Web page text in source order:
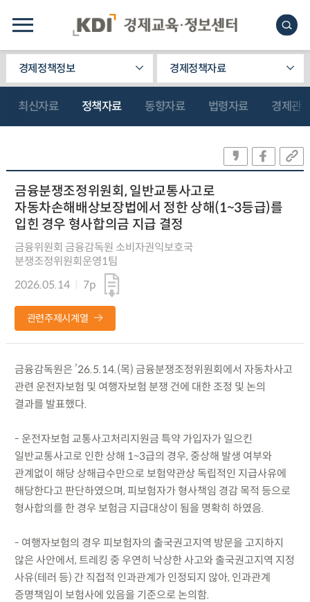
경제정책정보 경제정책자료
최신자료 정책자료 동향자료 법령자료 경제관
금융분쟁조정위원회, 일반교통사고로
자동차손해배상보장법에서 정한 상해(1~3등급)를
입힌 경우 형사합의금 지급 결정
금융위원회 금융감독원 소비자권익보호국
분쟁조정위원회운영1팀
2026.05.14
7p
관련주제시계열
금융감독원은 ’26.5.14.(목) 금융분쟁조정위원회에서 자동차사고
관련 운전자보험 및 여행자보험 분쟁 건에 대한 조정 및 논의
결과를 발표했다.
- 운전자보험 교통사고처리지원금 특약 가입자가 일으킨
일반교통사고로 인한 상해 1~3급의 경우, 중상해 발생 여부와
관계없이 해당 상해급수만으로 보험약관상 독립적인 지급사유에
해당한다고 판단하였으며, 피보험자가 형사책임 경감 목적 등으로
형사합의를 한 경우 보험금 지급대상이 됨을 명확히 하였음.
- 여행자보험의 경우 피보험자의 출국권고지역 방문을 고지하지
않은 사안에서, 트레킹 중 우연히 낙상한 사고와 출국권고지역 지정
사유(테러 등) 간 직접적 인과관계가 인정되지 않아, 인과관계
증명책임이 보험사에 있음을 기준으로 논의함.